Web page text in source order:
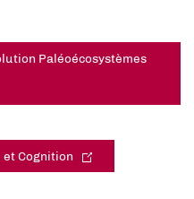
Paléoécosystèmes
et Cognition